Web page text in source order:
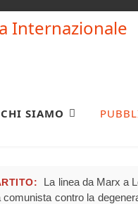
CHI SIAMO
La linea da Marx a
comunista contro la